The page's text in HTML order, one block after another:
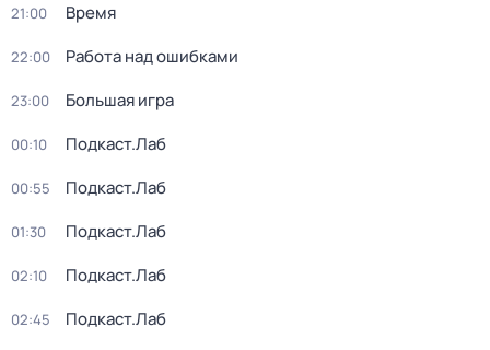
21:00 Время
22:00 Работа над ошибками
23:00 Большая игра
00:10 Подкаст.Лаб
00:55 Подкаст.Лаб
01:30 Подкаст.Лаб
02:10 Подкаст.Лаб
02:45 Подкаст.Лаб